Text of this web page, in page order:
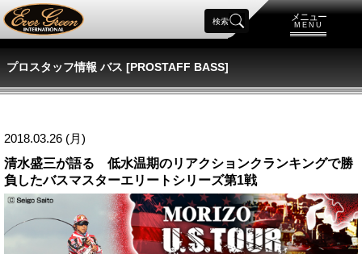
メニュー
MENU
検索
プロスタッフ情報 バス [PROSTAFF BASS]
2018.03.26 (月)
清水盛三が語る 低水温期のリアクションクランキングで勝
負したバスマスターエリートシリーズ第1戦